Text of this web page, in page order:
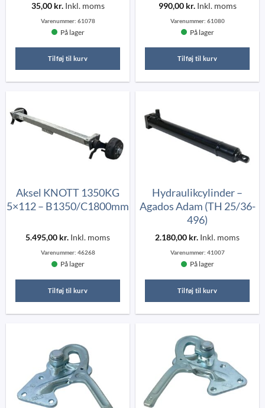
35,00 kr.Inkl. moms
Varenummer: 61078
På lager
Tilføj til kurv
990,00 kr.Inkl. moms
Varenummer: 61080
På lager
Tilføj til kurv
Aksel KNOTT 1350KG
5×112 – B1350/C1800mm
5.495,00 kr. Inkl. moms
Varenummer: 46268
På lager
Tilføj til kurv
Hydraulikcylinder –
Agados Adam (TH 25/36-
496)
2.180,00 kr. Inkl. moms
Varenummer: 41007
På lager
Tilføj til kurv